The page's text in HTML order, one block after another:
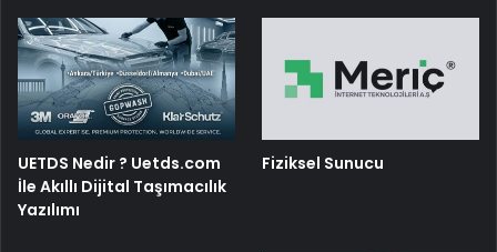
UETDS Nedir ? Uetds.com
İle Akıllı Dijital Taşımacılık
Yazılımı
Fiziksel Sunucu